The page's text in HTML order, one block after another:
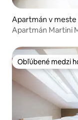
Apartmán v meste
Apartmán Martini
Obľúbené medzi
Obľúbené medzi